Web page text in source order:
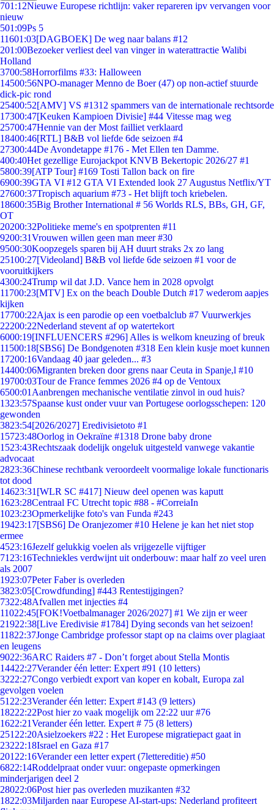
701:12Nieuwe Europese richtlijn: vaker repareren ipv vervangen voor
nieuw
501:09Ps 5
11601:03[DAGBOEK] De weg naar balans #12
201:00Bezoeker verliest deel van vinger in waterattractie Walibi
Holland
3700:58Horrorfilms #33: Halloween
14500:56NPO-manager Menno de Boer (47) op non-actief stuurde
dick-pic rond
25400:52[AMV] VS #1312 spammers van de internationale rechtsorde
17300:47[Keuken Kampioen Divisie] #44 Vitesse mag weg
25700:47Hennie van der Most failliet verklaard
18400:46[RTL] B&B vol liefde 6de seizoen #4
27300:44De Avondetappe #176 - Met Ellen ten Damme.
400:40Het gezellige Eurojackpot KNVB Bekertopic 2026/27 #1
5800:39[ATP Tour] #169 Tosti Tallon back on fire
6900:39GTA VI #12 GTA VI Extended look 27 Augustus Netflix/YT
27600:37Tropisch aquarium #73 - Het blijft toch kriebelen.
18600:35Big Brother International # 56 Worlds RLS, BBs, GH, GF,
OT
20200:32Politieke meme's en spotprenten #11
9200:31Vrouwen willen geen man meer #30
9500:30Koopzegels sparen bij AH duurt straks 2x zo lang
25100:27[Videoland] B&B vol liefde 6de seizoen #1 voor de
vooruitkijkers
4300:24Trump wil dat J.D. Vance hem in 2028 opvolgt
11700:23[MTV] Ex on the beach Double Dutch #17 wederom aapjes
kijken
17700:22Ajax is een parodie op een voetbalclub #7 Vuurwerkjes
22200:22Nederland stevent af op watertekort
6000:19[INFLUENCERS #296] Alles is welkom kneuzing of breuk
11500:18[SBS6] De Bondgenoten #318 Een klein kusje moet kunnen
17200:16Vandaag 40 jaar geleden... #3
14400:06Migranten breken door grens naar Ceuta in Spanje,l #10
19700:03Tour de France femmes 2026 #4 op de Ventoux
6500:01 Aanbrengen mechanische ventilatie zinvol in oud huis?
1323:57Spaanse kust onder vuur van Portugese oorlogsschepen: 120
gewonden
3823:54[2026/2027] Eredivisietoto #1
15723:48Oorlog in Oekraïne #1318 Drone baby drone
1523:43Rechtszaak dodelijk ongeluk uitgesteld vanwege vakantie
advocaat
2823:36Chinese rechtbank veroordeelt voormalige lokale functionaris
tot dood
14623:31 [WLR SC #417] Nieuw deel openen was kaputt
1623:28Centraal FC Utrecht topic #88 - #CorreiaIn
1023:23Opmerkelijke foto's van Funda #243
19423:17[SBS6] De Oranjezomer #10 Helene je kan het niet stop
ermee
4523:16Jezelf gelukkig voelen als vrijgezelle vijftiger
71 23:16Techniekles verdwijnt uit onderbouw: maar half zo veel uren
als 2007
1923:07Peter Faber is overleden
3823:05[Crowdfunding] #443 Rentestijgingen?
7322:48Afvallen met injecties #4
11022:45[FOK!Voetbalmanager 2026/2027] #1 We zijn er weer
21922:38[Live Eredivisie #1784] Dying seconds van het seizoen!
11822:37Jonge Cambridge professor stapt op na claims over plagiaat
en leugens
9022:36ARC Raiders #7 - Don’t forget about Stella Montis
14422:27Verander één letter: Expert #91 (10 letters)
3222:27Congo verbiedt export van koper en kobalt, Europa zal
gevolgen voelen
51 22:23Verander één letter: Expert #143 (9 letters)
18222:22Post hier zo vaak mogelijk om 22:22 uur #76
1622:21Verander één letter. Expert # 75 (8 letters)
251 22:20Asielzoekers #22 : Het Europese migratiepact gaat in
23222:18Israel en Gaza #17
201 22:16Verander een letter expert (7lettereditie) #50
6822:14Roddelpraat onder vuur: ongepaste opmerkingen
minderjarigen deel 2
28022:06Post hier pas overleden muzikanten #32
1822:03Miljarden naar Europese AI-start-ups: Nederland profiteert